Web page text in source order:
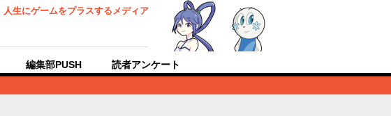
人生にゲームをプラスするメディア
編集部PUSH 読者アンケート